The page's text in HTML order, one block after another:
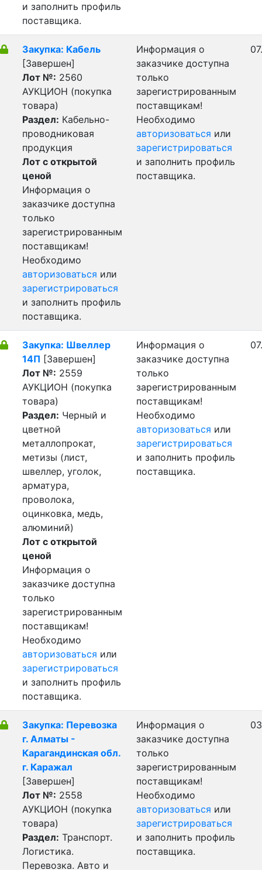
и заполнить профиль
поставщика.
Закупка: Кабель
[Завершен]
Лот №: 2560
АУКЦИОН (покупка
товара)
Раздел: Кабельно-
проводниковая
продукция
Лот с открытой
ценой
Информация о
заказчике доступна
только
зарегистрированным
поставщикам!
Необходимо
авторизоваться или
зарегистрироваться
и заполнить профиль
поставщика.
Информация о
заказчике доступна
только
зарегистрированным
поставщикам!
Необходимо
авторизоваться или
зарегистрироваться
и заполнить профиль
поставщика.
Закупка: Швеллер
14П [Завершен]
Лот №: 2559
АУКЦИОН (покупка
товара)
Раздел: Черный и
цветной
металлопрокат,
метизы (лист,
швеллер, уголок,
арматура,
проволока,
оцинковка, медь,
алюминий)
Лот с открытой
ценой
Информация о
заказчике доступна
только
зарегистрированным
поставщикам!
Необходимо
авторизоваться или
зарегистрироваться
и заполнить профиль
поставщика.
Информация о
заказчике доступна
только
зарегистрированным
поставщикам!
Необходимо
авторизоваться или
зарегистрироваться
и заполнить профиль
поставщика.
Закупка: Перевозка
г. Алматы -
Карагандинская обл.
г. Каражал
[Завершен]
Лот №: 2558
АУКЦИОН (покупка
товара)
Раздел: Транспорт.
Логистика.
Перевозка. Авто и
Информация о
заказчике доступна
только
зарегистрированным
поставщикам!
Необходимо
авторизоваться или
зарегистрироваться
и заполнить профиль
поставщика.